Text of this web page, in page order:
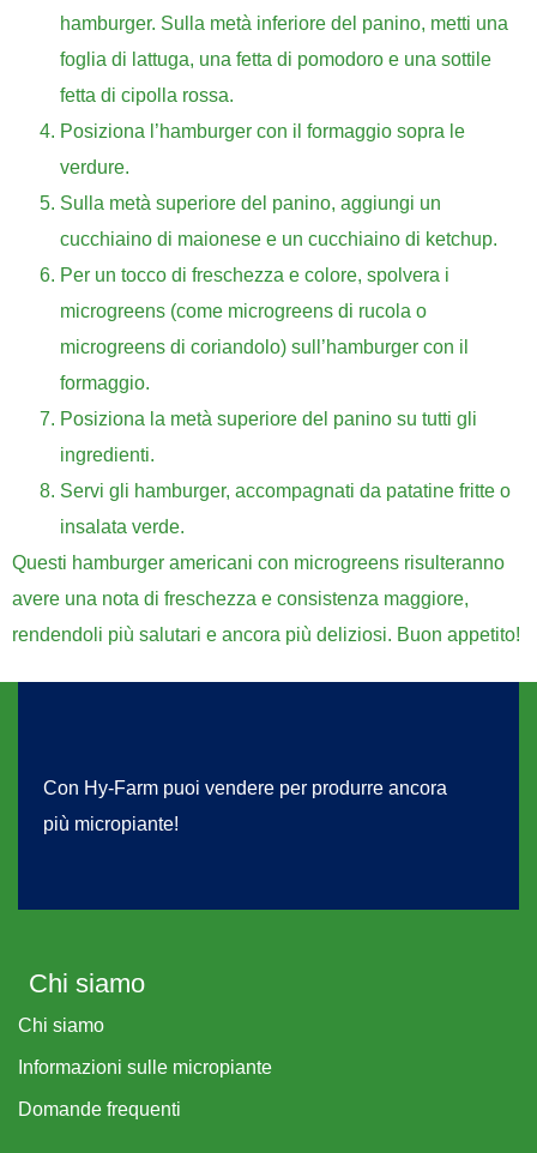
hamburger. Sulla metà inferiore del panino, metti una
foglia di lattuga, una fetta di pomodoro e una sottile
fetta di cipolla rossa.
Posiziona l’hamburger con il formaggio sopra le
verdure.
Sulla metà superiore del panino, aggiungi un
cucchiaino di maionese e un cucchiaino di ketchup.
Per un tocco di freschezza e colore, spolvera i
microgreens (come microgreens di rucola o
microgreens di coriandolo) sull’hamburger con il
formaggio.
Posiziona la metà superiore del panino su tutti gli
ingredienti.
Servi gli hamburger, accompagnati da patatine fritte o
insalata verde.
Questi hamburger americani con microgreens risulteranno
avere una nota di freschezza e consistenza maggiore,
rendendoli più salutari e ancora più deliziosi. Buon appetito!
Con Hy-Farm puoi vendere per produrre ancora
più micropiante!
Chi siamo
Chi siamo
Informazioni sulle micropiante
Domande frequenti